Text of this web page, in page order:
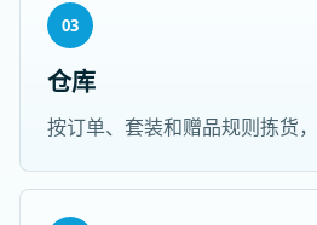
03
仓库
按订单、套装和赠品规则拣货